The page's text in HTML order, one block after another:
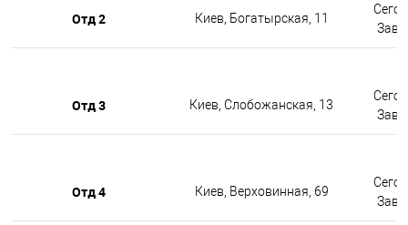
Отд 2 Киев, Богатырская, 11
Отд 3 Киев, Слобожанская, 13
Отд 4 Киев, Верховинная, 69